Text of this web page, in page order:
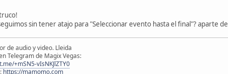
sin tener atajo para "Seleccionar evento hasta el final"? aparte
de audio y video. Lleida
Telegram de Magix Vegas:
+mSN5-vIsNKJlZTY0
https://mamomo.com